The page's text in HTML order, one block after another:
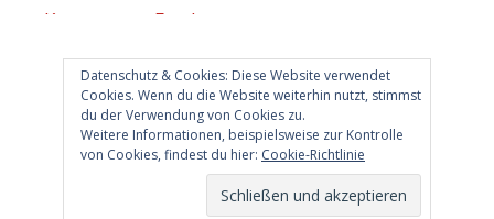
Datenschutz & Cookies: Diese Website verwendet
Cookies. Wenn du die Website weiterhin nutzt, stimmst
du der Verwendung von Cookies zu.
Weitere Informationen, beispielsweise zur Kontrolle
von Cookies, findest du hier: Cookie-Richtlinie
Kommentar-Feed
WordPress.org
Berlin hilft
info@berlin-hilft.com